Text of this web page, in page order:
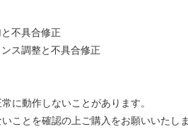
不具合修正
ス調整と不具合修正
に動作しないことがあります。
ことを確認の上ご購入をお願いいたし